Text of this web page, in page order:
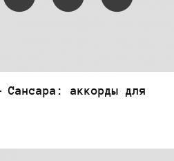
Сансара: аккорды для